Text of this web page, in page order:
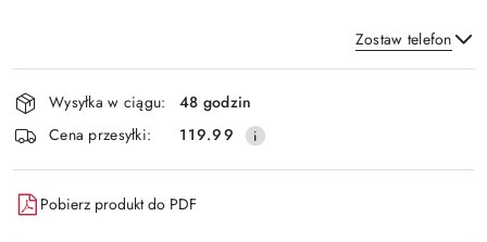
Zostaw telefon
Wyślij
Dostępność
i
dostawa
Wysyłka w ciągu:
48 godzin
Cena przesyłki:
119.99
Pobierz produkt do PDF